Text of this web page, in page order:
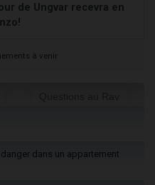
de Ungvar recevra en
à venir
danger dans un appartement